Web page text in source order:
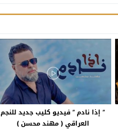
” إذا نادم ” فيديو كليب جديد للنجم
العراقي ( مهند محسن )